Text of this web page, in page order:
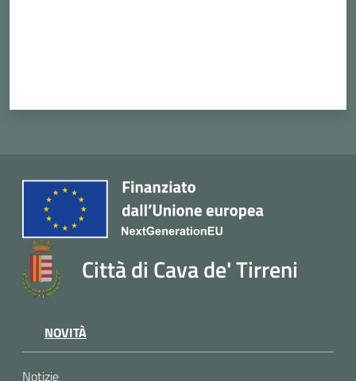
Città di Cava de' Tirreni
NOVITÀ
Notizie